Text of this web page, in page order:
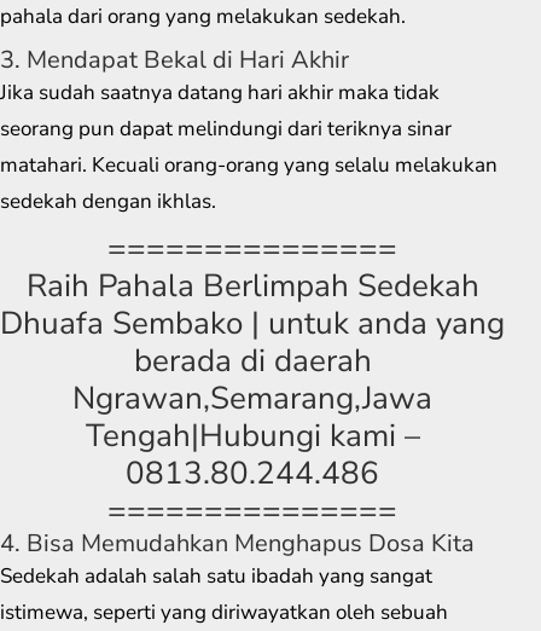
pahala dari orang yang melakukan sedekah.
3. Mendapat Bekal di Hari Akhir
Jika sudah saatnya datang hari akhir maka tidak
seorang pun dapat melindungi dari teriknya sinar
matahari. Kecuali orang-orang yang selalu melakukan
sedekah dengan ikhlas.
===============
Raih Pahala Berlimpah Sedekah
Dhuafa Sembako | untuk anda yang
berada di daerah
Ngrawan,Semarang,Jawa
Tengah|Hubungi kami –
0813.80.244.486
===============
4. Bisa Memudahkan Menghapus Dosa Kita
Sedekah adalah salah satu ibadah yang sangat
istimewa, seperti yang diriwayatkan oleh sebuah